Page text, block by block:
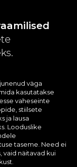
väga
kasutatakse
vaheseinte
stiilsete
ja lausa
Looduslike
taseme. Need ei
vaid näitavad kui